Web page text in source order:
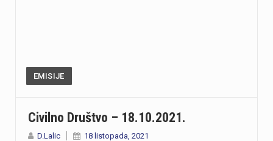
EMISIJE
Civilno Društvo – 18.10.2021.
D.Lalic 18 listopada, 2021